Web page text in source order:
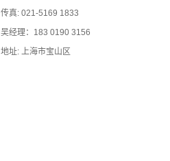
传真: 021-5169 1833
吴经理：183 0190 3156
地址: 上海市宝山区